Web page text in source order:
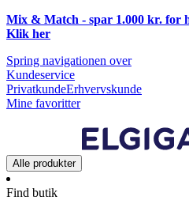
Mix & Match - spar 1.000 kr. for
Klik her
Spring navigationen over
Kundeservice
PrivatkundeErhvervskunde
Mine favoritter
Alle produkter
Find butik